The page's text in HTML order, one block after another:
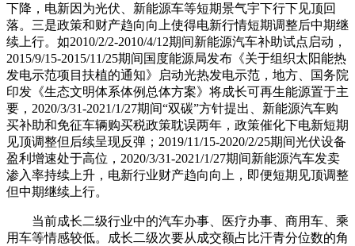
下降，电新因为光伏、新能源车等短期景气宇下行下见顶回
落。三是政策和财产趋向向上使得电新行情短期调整后中期继
续上行。如2010/2/2-2010/4/12期间新能源汽车补助试点启动，
2015/9/15-2015/11/25期间国度能源局发布《关于组织太阳能热
发电示范项目扶植的通知》启动光热发电示范，地方、国务院
印发《生态文明体系体例总体方案》将成长可再生能源置于主
要，2020/3/31-2021/1/27期间“双碳”方针提出、新能源汽车购
买补助和免征车辆购买税政策耽误两年，政策催化下电新短期
见顶调整但后续呈现反弹；2019/11/15-2020/2/25期间光伏设备
盈利增速处于高位，2020/3/31-2021/1/27期间新能源汽车发卖
渗入率持续上升，电新行业财产趋向向上，即便短期见顶调整
但中期继续上行。
当前成长二级行业中的汽车办事、医疗办事、商用车、乘
用车等情感较低。成长二级次要从成交额占比汗青分位数的角